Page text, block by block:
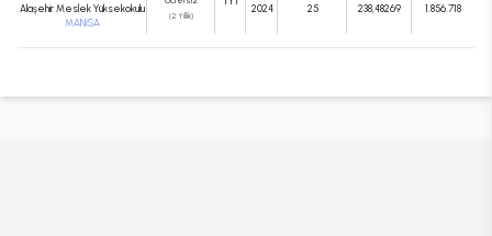
Alaşehir Meslek Yüksekokulu
MANİSA
(2 Yıllık)
2024
25
238,48269
1.856.718